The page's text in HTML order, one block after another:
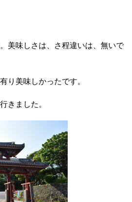
美味しさは、さ程違いは、無いで
り美味しかったです。
きました。